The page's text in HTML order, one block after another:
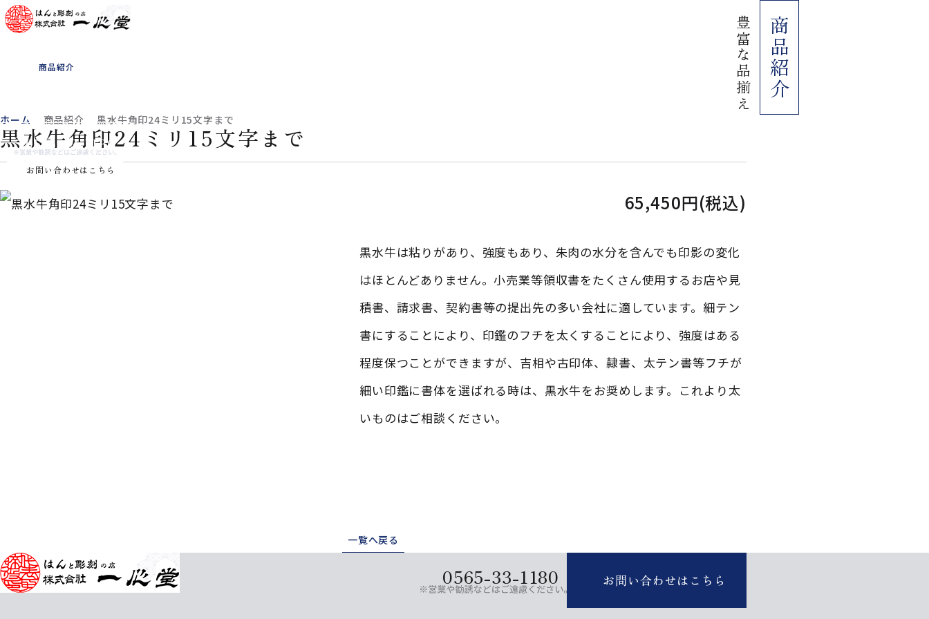
商品紹介
書体見本
0565-33-1180
お問い合わせはこちら
商品紹介
豊富な品揃え
ホーム 商品紹介 黒水牛角印24ミリ15文字まで
黒水牛角印24ミリ15文字まで
65,450円(税込)
黒水牛は粘りがあり、強度もあり、朱肉の水分を含んでも印影の変化
はほとんどありません。小売業等領収書をたくさん使用するお店や見
積書、請求書、契約書等の提出先の多い会社に適しています。細テン
書にすることにより、印鑑のフチを太くすることにより、強度はある
程度保つことができますが、吉相や古印体、隷書、太テン書等フチが
細い印鑑に書体を選ばれる時は、黒水牛をお奨めします。これより太
いものはご相談ください。
一覧へ戻る
0565-33-1180 お問い合わせはこちら